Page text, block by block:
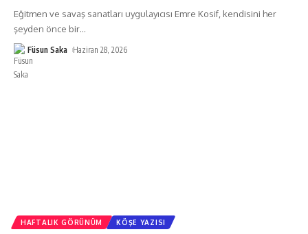
Eğitmen ve savaş sanatları uygulayıcısı Emre Kosif, kendisini her
şeyden önce bir…
Füsun Saka Haziran 28, 2026
HAFTALIK GÖRÜNÜM KÖŞE YAZISI